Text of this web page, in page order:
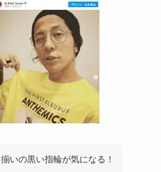
いの黒い指輪が気になる！